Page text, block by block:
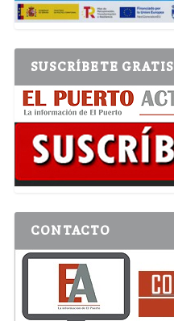
SUSCRÍBETE GRATIS
CONTACTO